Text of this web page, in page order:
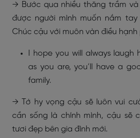
→ Bước qua nhiều thăng trầm
được người mình muốn nắm
Chúc cậu với muôn vàn điều hạnh
I hope you will always laugh
as you are, you’ll have a
family.
→ Tớ hy vọng cậu sẽ luôn vui
cần sống là chính mình, cậu sẽ
tươi đẹp bên gia đình mới.